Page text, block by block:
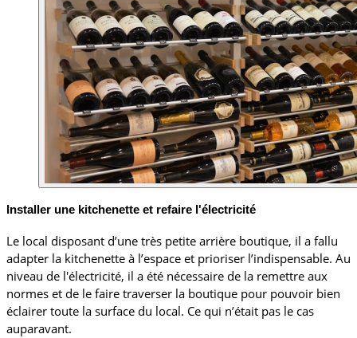
Installer une kitchenette et refaire l'électricité
Le local disposant d’une très petite arrière boutique, il a fallu
adapter la kitchenette à l’espace et prioriser l’indispensable. Au
niveau de l'électricité, il a été nécessaire de la remettre aux
normes et de le faire traverser la boutique pour pouvoir bien
éclairer toute la surface du local. Ce qui n’était pas le cas
auparavant.